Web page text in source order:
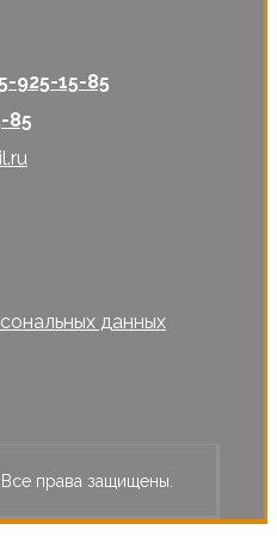
925-15-85
85
данных
права защищены.